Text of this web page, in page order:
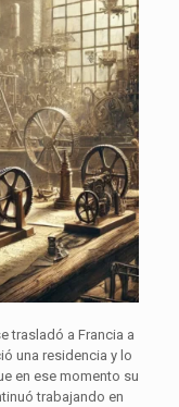
trasladó a Francia a
una residencia y lo
en ese momento su
trabajando en